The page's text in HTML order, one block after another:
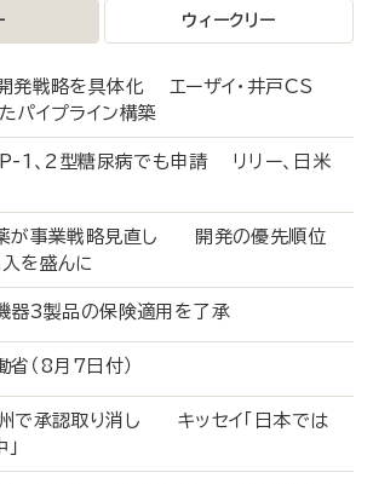
ウィークリー
発戦略を具体化 エーザイ・井戸CS
パイプライン構築
1、2型糖尿病でも申請 リリー、日米
薬が事業戦略見直し 開発の優先順位
を盛んに
機器3製品の保険適用を了承
働省（8月7日付）
州で承認取り消し キッセイ「日本では